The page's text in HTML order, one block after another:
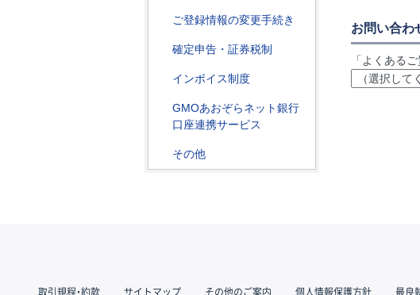
ご登録情報の変更手続き
確定申告・証券税制
インボイス制度
GMOあおぞらネット銀行
口座連携サービス
その他
お問い合わ
「よくある
取引規程・約款 サイトマップ その他のご案内 個人情報保護方針 最良